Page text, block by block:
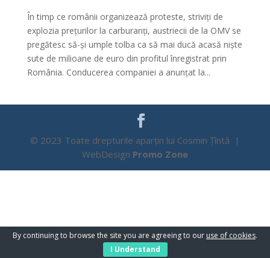
În timp ce românii organizează proteste, striviți de
explozia prețurilor la carburanți, austriecii de la OMV se
pregătesc să-și umple tolba ca să mai ducă acasă niște
sute de milioane de euro din profitul înregistrat prin
România. Conducerea companiei a anunțat la...
© 2023 Toate drepturile aparțin lui Cosmin Țîntă |
WebDesign Promo Zone
By continuing to browse the site you are agreeing to our use of cookies.
I Understand